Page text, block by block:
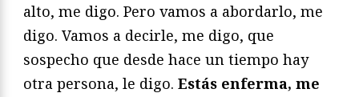
alto, me digo. Pero vamos a abordarlo, me
digo. Vamos a decirle, me digo, que
sospecho que desde hace un tiempo hay
otra persona, le digo. Estás enferma, me